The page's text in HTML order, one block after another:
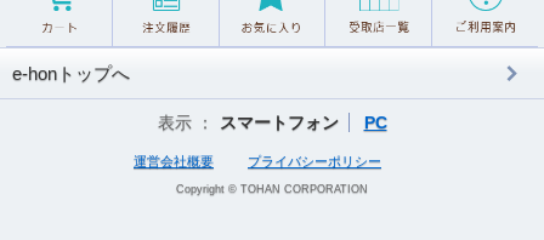
e-honトップへ
表示 ： スマートフォン PC
運営会社概要 プライバシーポリシー
Copyright © TOHAN CORPORATION